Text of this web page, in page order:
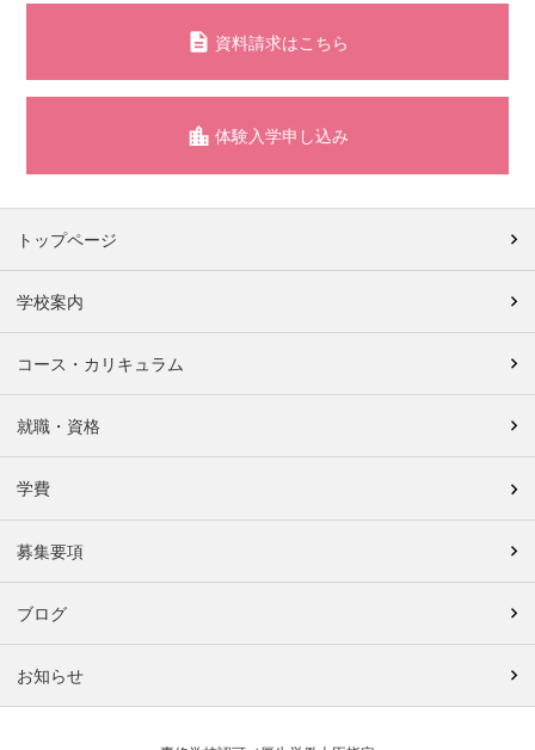
資料請求はこちら
体験入学申し込み
トップページ
学校案内
コース・カリキュラム
就職・資格
学費
募集要項
ブログ
お知らせ